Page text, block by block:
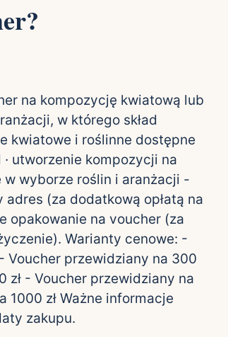
na kompozycję kwiatową lub
w którego skład
kwiatowe i roślinne dostępne
utworzenie kompozycji na
w wyborze roślin i aranżacji -
(za dodatkową opłatą na
opakowanie na voucher (za
Warianty cenowe: -
Voucher przewidziany na 300
zł - Voucher przewidziany na
1000 zł Ważne informacje
zakupu.